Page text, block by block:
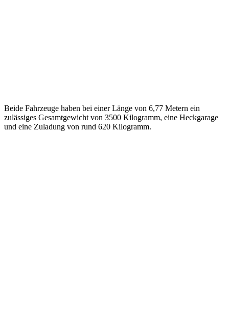
Beide Fahrzeuge haben bei einer Länge von 6,77 Metern ein
zulässiges Gesamtgewicht von 3500 Kilogramm, eine Heckgarage
und eine Zuladung von rund 620 Kilogramm.